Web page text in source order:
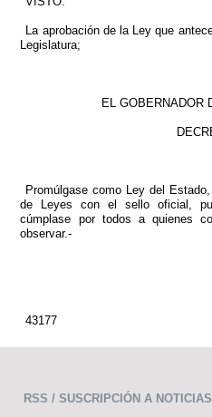
La aprobación de la Ley que
Legislatura;
EL GOBERNADOR
Promúlgase como Ley del
de Leyes con el sello oficial,
cúmplase por todos a quienes
observar.-
43177
RSS / SUSCRIPCIÓN A NOTICIAS